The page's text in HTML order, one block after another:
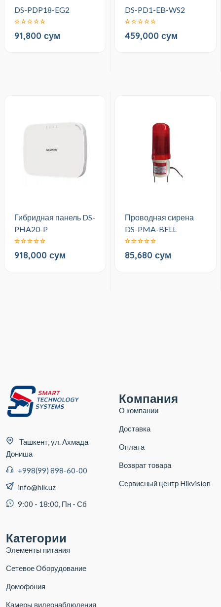
DS-PDP18-EG2
91,800 сум
DS-PD1-EB-WS2
459,000 сум
Гибридная панель DS-
PHA20-P
918,000 сум
Проводная сирена
DS-PMA-BELL
85,680 сум
Ташкент, ул. Ахмада
Дониша
+998(99) 898-60-00
info@hik.uz
9:00 - 18:00, Пн - Сб
Компания
О компании
Доставка
Оплата
Возврат товара
Сервисный центр Hikvision
Категории
Элементы питания
Сетевое Оборудование
Домофония
Камеры видеонаблюдения